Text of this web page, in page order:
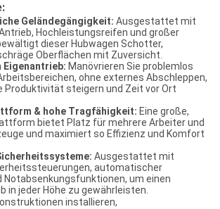
Geländegängigkeit: Ausgestattet mit
Hochleistungsreifen und großer
dieser Hubwagen Schotter,
Oberflächen mit Zuversicht.
Eigenantrieb: Manövrieren Sie problemlos
ohne externes Abschleppen,
Produktivität steigern und Zeit vor Ort
& hohe Tragfähigkeit: Eine große,
bietet Platz für mehrere Arbeiter und
und maximiert so Effizienz und Komfort
Ausgestattet mit
automatischer
Notabsenkungsfunktionen, um einen
in jeder Höhe zu gewährleisten.
installieren,